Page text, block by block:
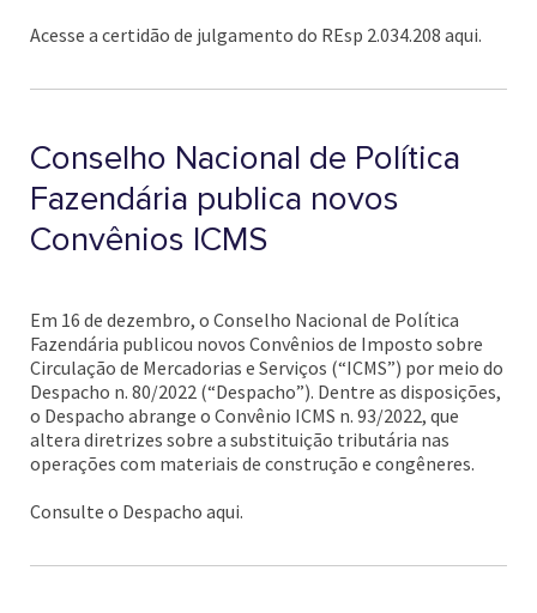
Acesse a certidão de julgamento do REsp 2.034.208 aqui.
Conselho Nacional de Política
Fazendária publica novos
Convênios ICMS
Em 16 de dezembro, o Conselho Nacional de Política
Fazendária publicou novos Convênios de Imposto sobre
Circulação de Mercadorias e Serviços (“ICMS”) por meio do
Despacho n. 80/2022 (“Despacho”). Dentre as disposições,
o Despacho abrange o Convênio ICMS n. 93/2022, que
altera diretrizes sobre a substituição tributária nas
operações com materiais de construção e congêneres.
Consulte o Despacho aqui.